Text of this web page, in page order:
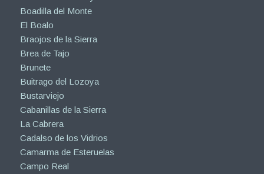
Boadilla del Monte
El Boalo
Braojos de la Sierra
Brea de Tajo
Brunete
Buitrago del Lozoya
Bustarviejo
Cabanillas de la Sierra
La Cabrera
Cadalso de los Vidrios
Camarma de Esteruelas
Campo Real